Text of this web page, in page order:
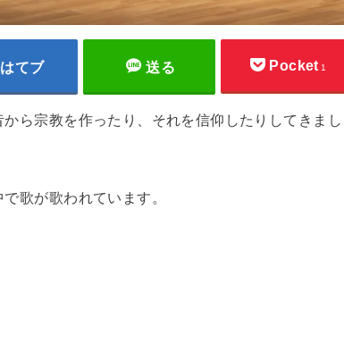
はてブ 送る Pocket 1
ら宗教を作ったり、それを信仰したりしてきまし
歌が歌われています。